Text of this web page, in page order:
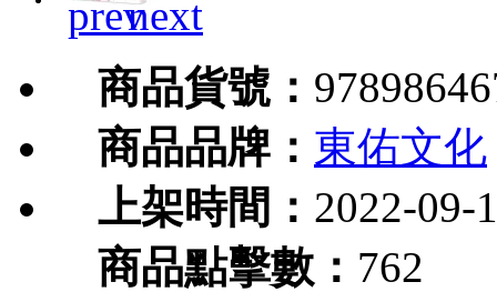
商品貨號：
商品品牌： 東佑文化
上架時間： 2022-09-
商品點擊數： 762